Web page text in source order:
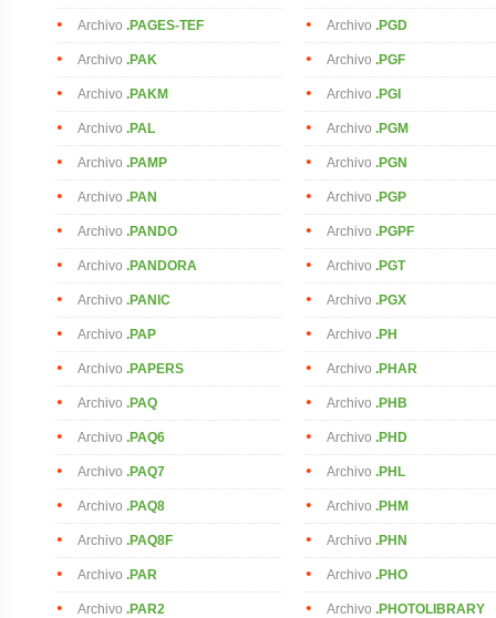
Archivo .PAGES-TEF
Archivo .PAK
Archivo .PAKM
Archivo .PAL
Archivo .PAMP
Archivo .PAN
Archivo .PANDO
Archivo .PANDORA
Archivo .PANIC
Archivo .PAP
Archivo .PAPERS
Archivo .PAQ
Archivo .PAQ6
Archivo .PAQ7
Archivo .PAQ8
Archivo .PAQ8F
Archivo .PAR
Archivo .PAR2
Archivo .PGD
Archivo .PGF
Archivo .PGI
Archivo .PGM
Archivo .PGN
Archivo .PGP
Archivo .PGPF
Archivo .PGT
Archivo .PGX
Archivo .PH
Archivo .PHAR
Archivo .PHB
Archivo .PHD
Archivo .PHL
Archivo .PHM
Archivo .PHN
Archivo .PHO
Archivo .PHOTOLIBRARY